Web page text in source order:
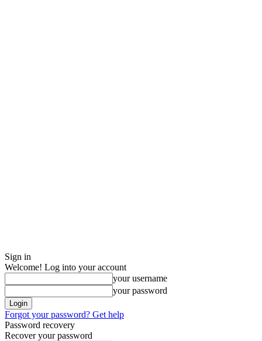
Sign in
Welcome! Log into your account
your username
your password
Forgot your password? Get help
Password recovery
Recover your password